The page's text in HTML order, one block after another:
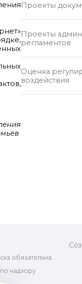
Проекты
Проекты
регламентов
Оценка
воздействия
обязательна.
надзору